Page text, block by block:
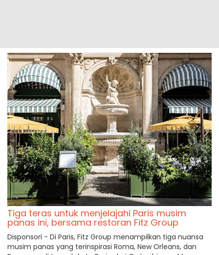
Tiga teras untuk menjelajahi Paris musim
panas ini, bersama restoran Fitz Group
Disponsori - Di Paris, Fitz Group menampilkan tiga nuansa
musim panas yang terinspirasi Roma, New Orleans, dan